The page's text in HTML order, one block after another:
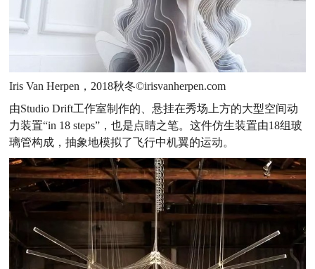
Iris Van Herpen，2018秋冬©irisvanherpen.com
由Studio Drift工作室制作的、悬挂在秀场上方的大型空间动
力装置“in 18 steps”，也是点睛之笔。这件仿生装置由18组玻
璃管构成，抽象地模拟了飞行中机翼的运动。